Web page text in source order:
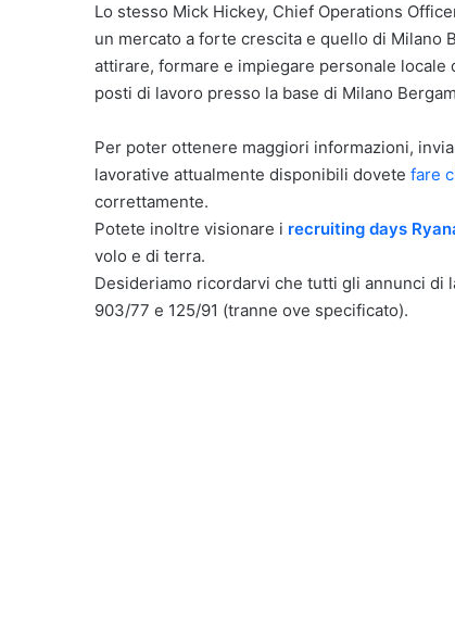
Lo stesso Mick Hickey, Chief Operations
un mercato a forte crescita e quello di Milano
attirare, formare e impiegare personale locale
posti di lavoro presso la base di Milano
Per poter ottenere maggiori informazioni,
lavorative attualmente disponibili dovete fare
correttamente.
Potete inoltre visionare i recruiting days
volo e di terra.
Desideriamo ricordarvi che tutti gli annunci di
903/77 e 125/91 (tranne ove specificato).